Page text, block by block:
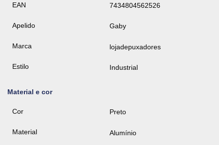
EAN 7434804562526
Apelido Gaby
Marca lojadepuxadores
Estilo Industrial
Material e cor
Cor Preto
Material Alumínio